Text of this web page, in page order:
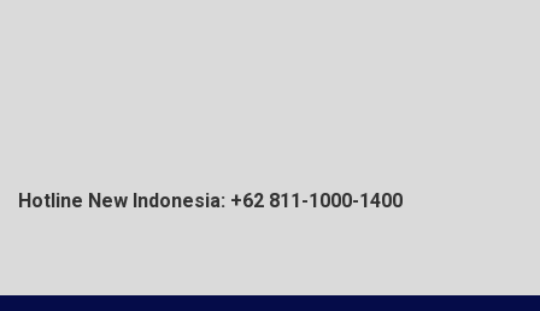
Hotline New Indonesia: +62 811-1000-1400